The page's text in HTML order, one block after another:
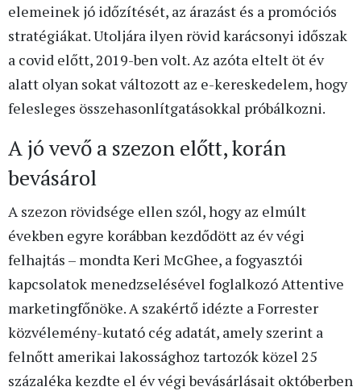
elemeinek jó időzítését, az árazást és a promóciós
stratégiákat. Utoljára ilyen rövid karácsonyi időszak
a covid előtt, 2019-ben volt. Az azóta eltelt öt év
alatt olyan sokat változott az e-kereskedelem, hogy
felesleges összehasonlítgatásokkal próbálkozni.
A jó vevő a szezon előtt, korán
bevásárol
A szezon rövidsége ellen szól, hogy az elmúlt
években egyre korábban kezdődött az év végi
felhajtás – mondta Keri McGhee, a fogyasztói
kapcsolatok menedzselésével foglalkozó Attentive
marketingfőnöke. A szakértő idézte a Forrester
közvélemény-kutató cég adatát, amely szerint a
felnőtt amerikai lakossághoz tartozók közel 25
százaléka kezdte el év végi bevásárlásait októberben